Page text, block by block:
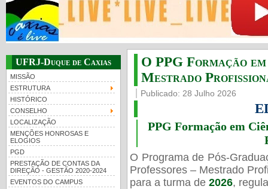
UFRJ-Duque de Caxias
MISSÃO
ESTRUTURA
HISTÓRICO
CONSELHO
LOCALIZAÇÃO
MENÇÕES HONROSAS E
ELOGIOS
PGD
PRESTAÇÃO DE CONTAS DA
DIREÇÃO - GESTÃO 2020-2024
EVENTOS DO CAMPUS
O PPG Formação
Mestrado
Publicado: 28 Julho 2026
PPG Formação em
O Programa de Pós-
Professores – Mestrado
para a turma de 2026,